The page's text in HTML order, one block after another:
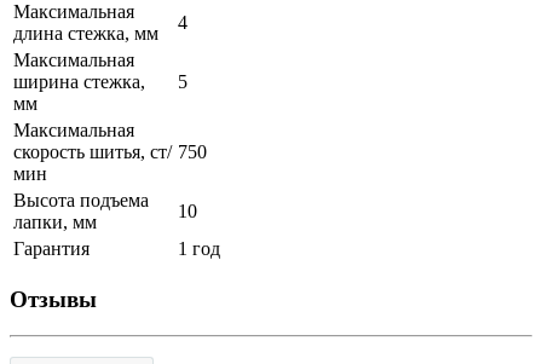
Максимальная
длина стежка, мм
4
Максимальная
ширина стежка,
мм
5
Максимальная
скорость шитья, ст/
мин
750
Высота подъема
лапки, мм
10
Гарантия
1 год
Отзывы